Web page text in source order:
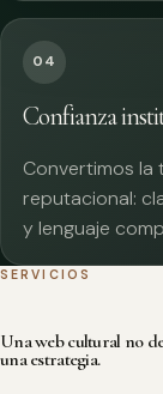
04
Confianza
Convertimos la
reputacional:
y lenguaje
SERVICIOS
Una web cultural no
una estrategia.